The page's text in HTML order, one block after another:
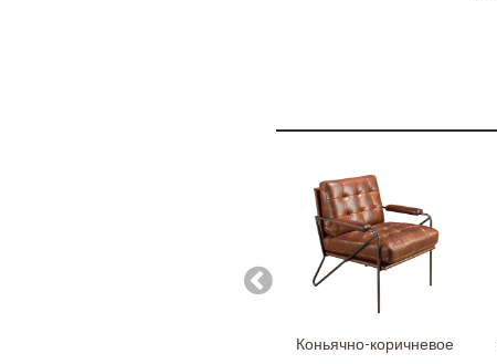
Коньячно-коричневое